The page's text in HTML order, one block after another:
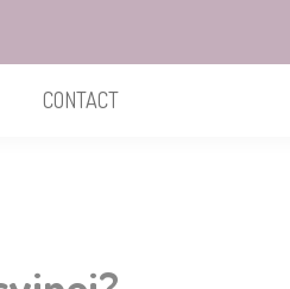
CONTACT